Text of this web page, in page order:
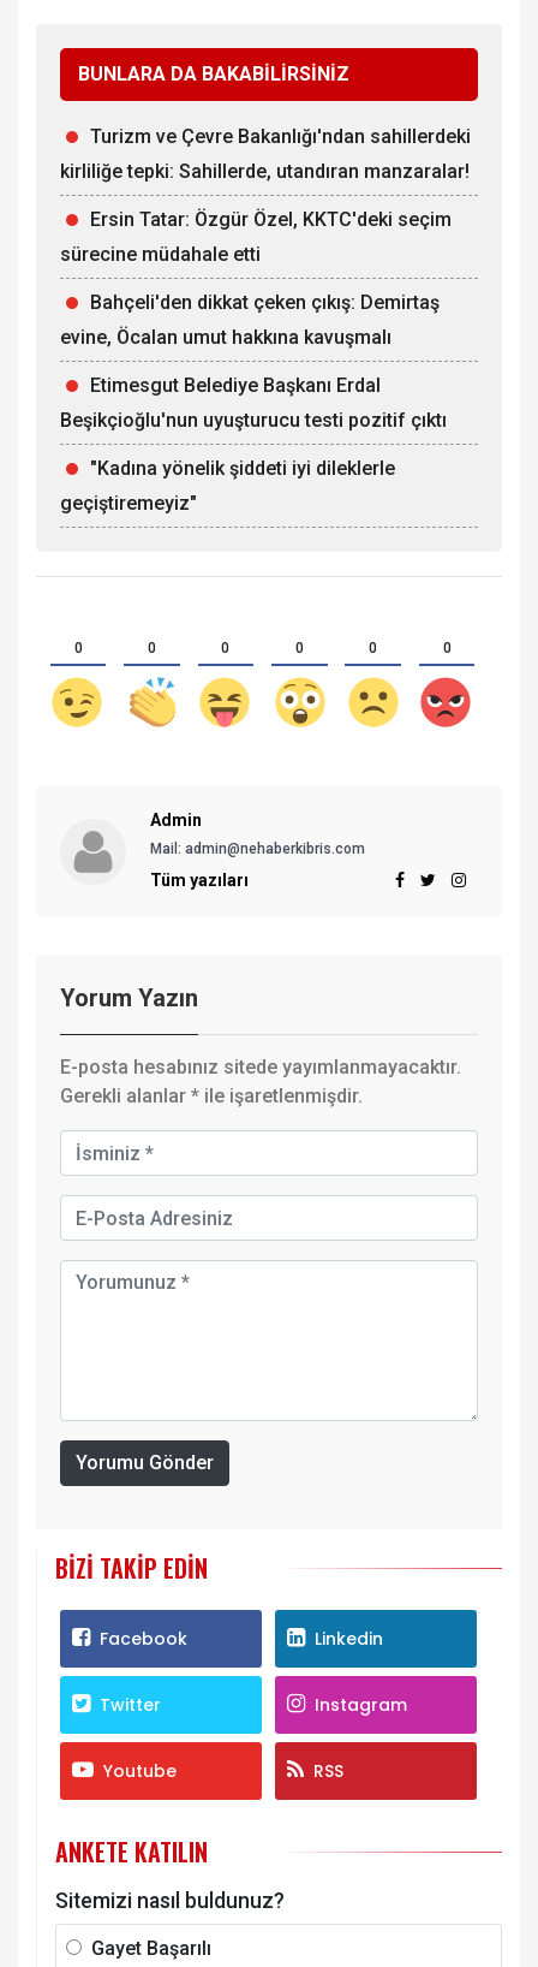
BUNLARA DA BAKABİLİRSİNİZ
Turizm ve Çevre Bakanlığı'ndan sahillerdeki
kirliliğe tepki: Sahillerde, utandıran manzaralar!
Ersin Tatar: Özgür Özel, KKTC'deki seçim
sürecine müdahale etti
Bahçeli'den dikkat çeken çıkış: Demirtaş
evine, Öcalan umut hakkına kavuşmalı
Etimesgut Belediye Başkanı Erdal
Beşikçioğlu'nun uyuşturucu testi pozitif çıktı
"Kadına yönelik şiddeti iyi dileklerle
geçiştiremeyiz"
0 0 0 0 0 0
Admin
Mail: admin@nehaberkibris.com
Tüm yazıları
Yorum Yazın
E-posta hesabınız sitede yayımlanmayacaktır.
Gerekli alanlar * ile işaretlenmişdir.
Yorumu Gönder
BIZI TAKIP EDIN
Facebook Linkedin
Twitter Instagram
Youtube RSS
ANKETE KATILIN
Sitemizi nasıl buldunuz?
Gayet Başarılı